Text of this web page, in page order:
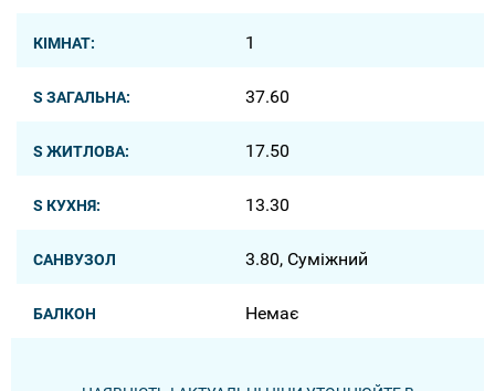
КІМНАТ: 1
S ЗАГАЛЬНА: 37.60
S ЖИТЛОВА: 17.50
S КУХНЯ: 13.30
САНВУЗОЛ 3.80, Суміжний
БАЛКОН Немає